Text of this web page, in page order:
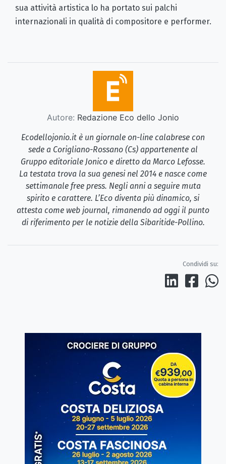
sua attività artistica lo ha portato sui palchi
internazionali in qualità di compositore e performer.
Autore: Redazione Eco dello Jonio
Ecodellojonio.it è un giornale on-line calabrese con
sede a Corigliano-Rossano (Cs) appartenente al
Gruppo editoriale Jonico e diretto da Marco Lefosse.
La testata trova la sua genesi nel 2014 e nasce come
settimanale free press. Negli anni a seguire muta
spirito e carattere. L’Eco diventa più dinamico, si
attesta come web journal, rimanendo ad oggi il punto
di riferimento per le notizie della Sibaritide-Pollino.
Condividi su: